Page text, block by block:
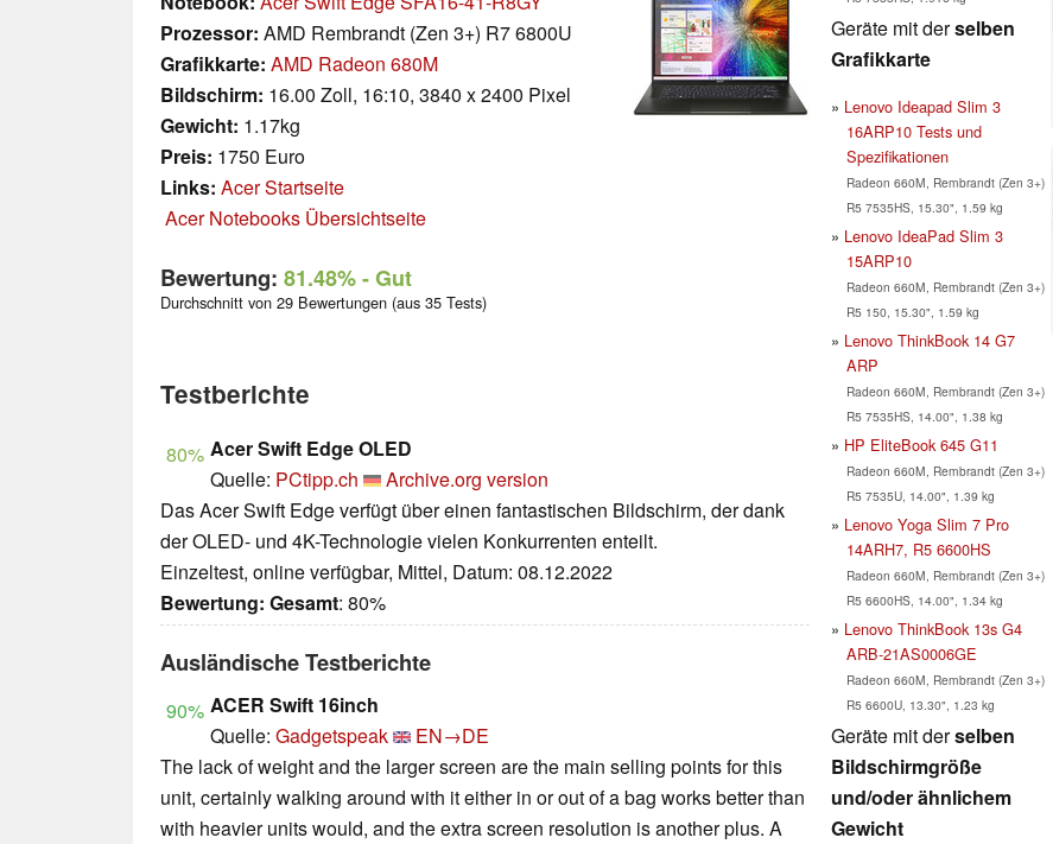
Prozessor: AMD Rembrandt (Zen 3+) R7 6800U
Grafikkarte: AMD Radeon 680M
Bildschirm: 16.00 Zoll, 16:10, 3840 x 2400 Pixel
Gewicht: 1.17kg
Preis: 1750 Euro
Links: Acer Startseite
Acer Notebooks Übersichtseite
Bewertung: 81.48%- Gut
Durchschnitt von 29 Bewertungen (aus 35 Tests)
Testberichte
80% Acer Swift Edge OLED
Quelle: PCtipp.ch
Archive.org version
Das Acer Swift Edge verfügt über einen fantastischen Bildschirm, der dank
der OLED- und 4K-Technologie vielen Konkurrenten enteilt.
Einzeltest, online verfügbar, Mittel, Datum: 08.12.2022
Bewertung: Gesamt: 80%
Ausländische Testberichte
90% ACER Swift 16inch
Quelle: Gadgetspeak
EN→DE
The lack of weight and the larger screen are the main selling points for this
unit, certainly walking around with it either in or out of a bag works better than
with heavier units would, and the extra screen resolution is another plus. A
Geräte mit derselben
Grafikkarte
Lenovo Ideapad Slim 3
16ARP10 Tests und
Spezifikationen
Radeon 660M, Rembrandt (Zen 3+)
R5 7535HS, 15.30", 1.59 kg
Lenovo IdeaPad Slim 3
15ARP10
Radeon 660M, Rembrandt (Zen 3+)
R5 150, 15.30", 1.59 kg
Lenovo ThinkBook 14 G7
ARP
Radeon 660M, Rembrandt (Zen 3+)
R5 7535HS, 14.00", 1.38 kg
HP EliteBook 645 G11
Radeon 660M, Rembrandt (Zen 3+)
R5 7535U, 14.00", 1.39 kg
Lenovo Yoga Slim 7 Pro
14ARH7, R5 6600HS
Radeon 660M, Rembrandt (Zen 3+)
R5 6600HS, 14.00", 1.34 kg
Lenovo ThinkBook 13s G4
ARB-21AS0006GE
Radeon 660M, Rembrandt (Zen 3+)
R5 6600U, 13.30", 1.23 kg
Geräte mit derselben
Bildschirmgröße
und/oder ähnlichem
Gewicht